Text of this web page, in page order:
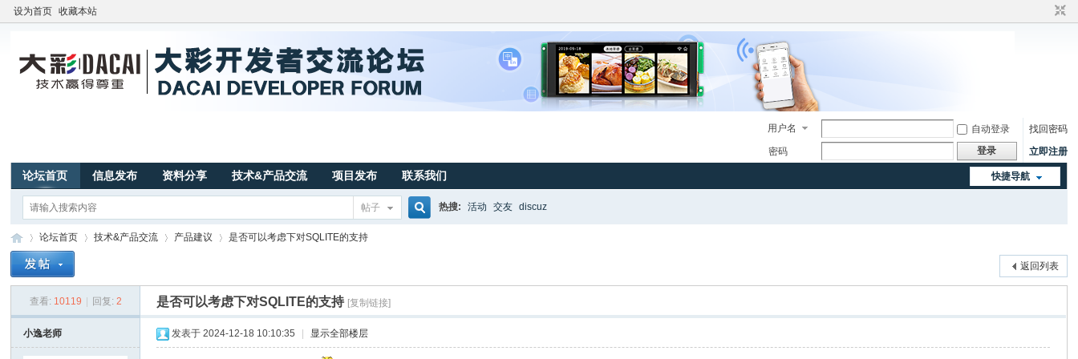
设为首页 收藏本站
用户名 自动登录
找回密码
密码
登录 立即注册
快捷导航
论坛首页 信息发布 资料分享 技术&产品交流 项目发布 联系我们
帖子 热搜: 活动 交友 discuz
论坛首页
›
技术&产品交流
›
产品建议
›
是否可以考虑下对SQLITE的支持
返回列表
查看: 10119 回复: 2 是否可以考虑下对SQLITE的支持 [复制链接]
小逸老师 发表于 2024-12-18 10:10:35 显示全部楼层